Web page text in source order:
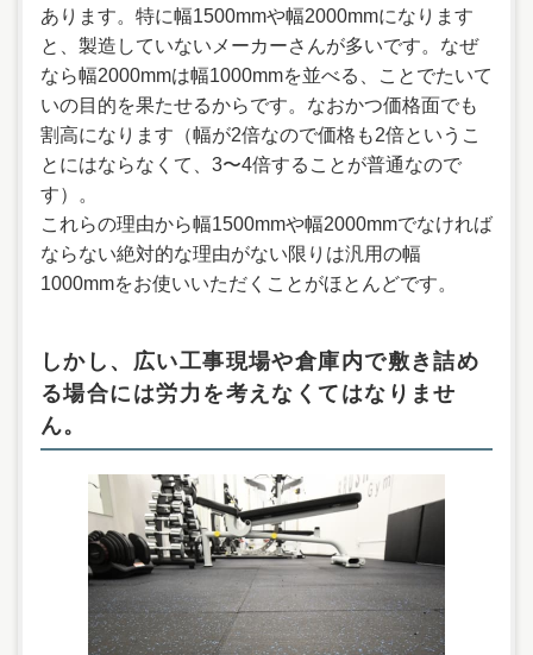
あります。特に幅1500mmや幅2000mmになります
と、製造していないメーカーさんが多いです。なぜ
なら幅2000mmは幅1000mmを並べる、ことでたいて
いの目的を果たせるからです。なおかつ価格面でも
割高になります（幅が2倍なので価格も2倍というこ
とにはならなくて、3〜4倍することが普通なので
す）。
これらの理由から幅1500mmや幅2000mmでなければ
ならない絶対的な理由がない限りは汎用の幅
1000mmをお使いいただくことがほとんどです。
しかし、広い工事現場や倉庫内で敷き詰め
る場合には労力を考えなくてはなりませ
ん。